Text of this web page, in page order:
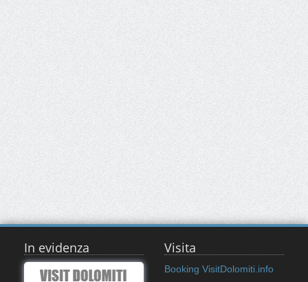
In evidenza Visita
Booking VisitDolomiti.info